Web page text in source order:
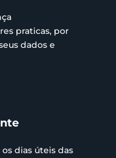
praticas, por
dados e
dias úteis das